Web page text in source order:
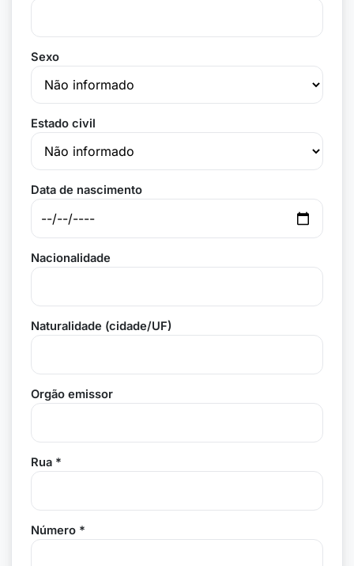
Sexo
Estado civil
Data de nascimento
Nacionalidade
Naturalidade (cidade/UF)
Orgão emissor
Rua *
Número *